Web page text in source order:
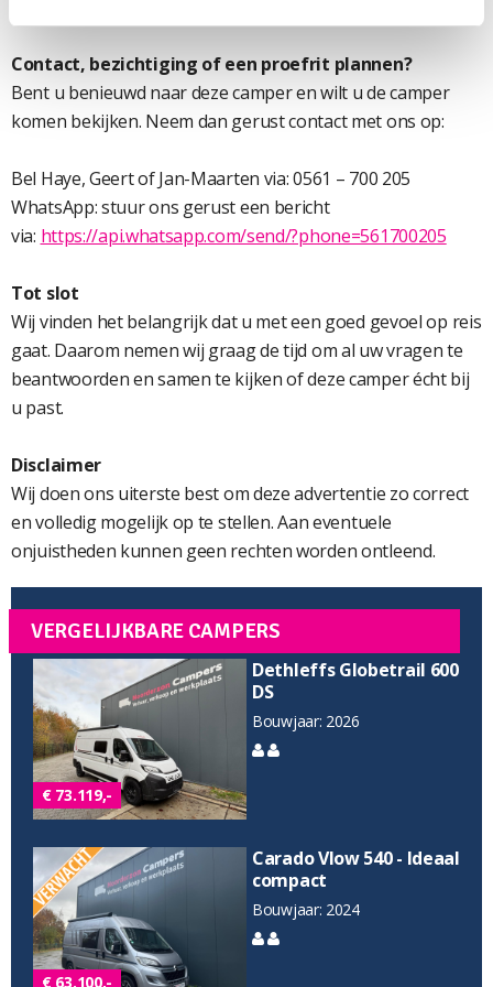
Contact, bezichtiging of een proefrit plannen?
Bent u benieuwd naar deze camper en wilt u de camper
komen bekijken. Neem dan gerust contact met ons op:
Bel Haye, Geert of Jan-Maarten via: 0561 – 700 205
WhatsApp: stuur ons gerust een bericht
via: https://api.whatsapp.com/send/?phone=561700205
Tot slot
Wij vinden het belangrijk dat u met een goed gevoel op reis
gaat. Daarom nemen wij graag de tijd om al uw vragen te
beantwoorden en samen te kijken of deze camper écht bij
u past.
Disclaimer
Wij doen ons uiterste best om deze advertentie zo correct
en volledig mogelijk op te stellen. Aan eventuele
onjuistheden kunnen geen rechten worden ontleend.
VERGELIJKBARE CAMPERS
€ 73.119,-
Dethleffs Globetrail 600
DS
Bouwjaar: 2026
€ 63.100,-
Carado Vlow 540 - Ideaal
compact
Bouwjaar: 2024